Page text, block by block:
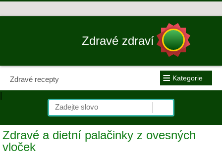
Zdravé zdraví
Zdravé recepty ≡ Kategorie
|
Zdravé a dietní palačinky z ovesných
vloček